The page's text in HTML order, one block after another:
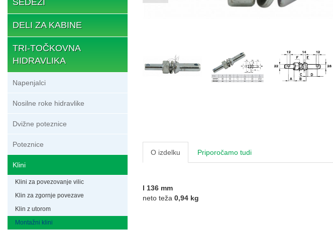
DELI ZA KABINE
TRI-TOČKOVNA
HIDRAVLIKA
Napenjalci
Nosilne roke hidravlike
Dvižne poteznice
Poteznice
Klini
Klini za povezovanje vilic
Klin za zgornje povezave
Klin z utorom
Montažni klini
O izdelku Priporočamo tudi
l 136 mm
neto teža 0,94 kg